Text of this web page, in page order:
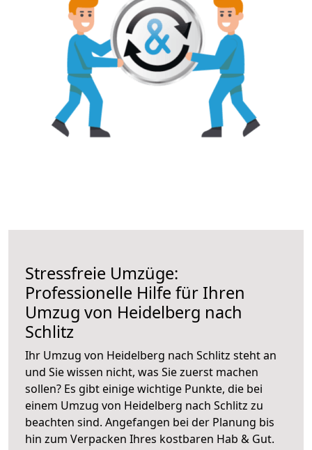
Stressfreie Umzüge:
Professionelle Hilfe für Ihren
Umzug von Heidelberg nach
Schlitz
Ihr Umzug von Heidelberg nach Schlitz steht an
und Sie wissen nicht, was Sie zuerst machen
sollen? Es gibt einige wichtige Punkte, die bei
einem Umzug von Heidelberg nach Schlitz zu
beachten sind. Angefangen bei der Planung bis
hin zum Verpacken Ihres kostbaren Hab & Gut.